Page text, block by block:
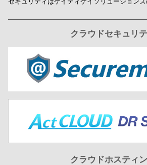
クラウドセキュリ
クラウドホスティ